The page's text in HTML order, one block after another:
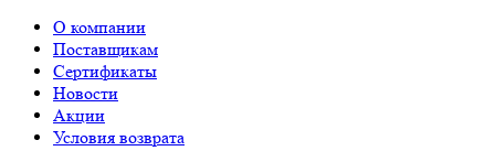
О компании
Поставщикам
Сертификаты
Новости
Акции
Условия возврата